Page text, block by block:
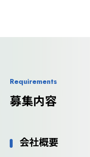
Requirements
募集内容
会社概要